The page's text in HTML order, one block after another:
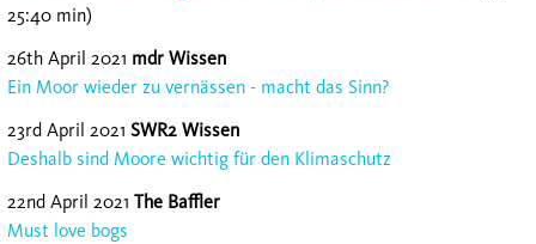
25:40 min)
26th April 2021 mdr Wissen
Ein Moor wieder zu vernässen - macht das Sinn?
23rd April 2021 SWR2 Wissen
Deshalb sind Moore wichtig für den Klimaschutz
22nd April 2021 The Baffler
Must love bogs